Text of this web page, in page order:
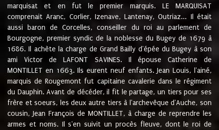
marquisat et en fut le premier marquis. LE MARQUISAT
comprenait Aranc, Corlier, Izenave, Lantenay, Outriaz... Il était
aussi baron de Corcelles, conseiller du roi au parlement de
Bourgogne, premier syndic de la noblesse du Bugey de 1679 à
1686. Il achète la charge de Grand Bailly d'épée du Bugey à son
ami Victor de LAFONT SAVINES. Il épouse Catherine de
MONTILLET en 1663. Ils eurent neuf enfants. Jean Louis, l'ainé,
marquis de Rougemont fut capitaine cavalerie dans le régiment
du Dauphin. Avant de décéder, il fit le partage, un tiers pour ses
frère et soeurs, les deux autre tiers à l'archevêque d'Auche, son
cousin, Jean François de MONTILLET, à charge de reprendre les
armes et noms. Il s'en suivit un procès fleuve, dont le roi de